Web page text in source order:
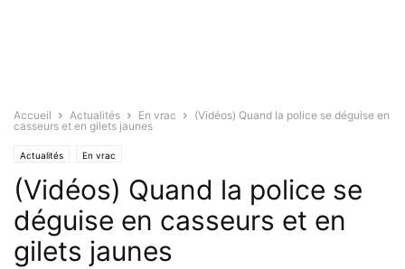
Accueil Actualités En vrac
(Vidéos) Quand la police se déguise en
casseurs et en gilets jaunes
Actualités En vrac
(Vidéos) Quand la police se
déguise en casseurs et en
gilets jaunes